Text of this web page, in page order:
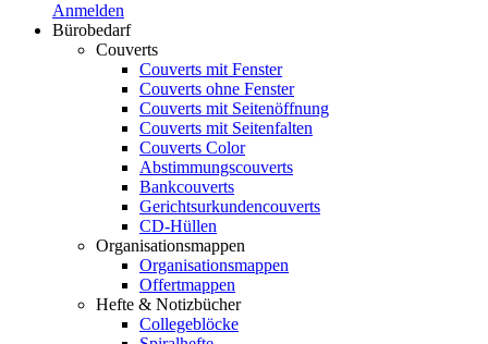
Anmelden
Bürobedarf
Couverts
Couverts mit Fenster
Couverts ohne Fenster
Couverts mit Seitenöffnung
Couverts mit Seitenfalten
Couverts Color
Abstimmungscouverts
Bankcouverts
Gerichtsurkundencouverts
CD-Hüllen
Organisationsmappen
Organisationsmappen
Offertmappen
Hefte & Notizbücher
Collegeblöcke